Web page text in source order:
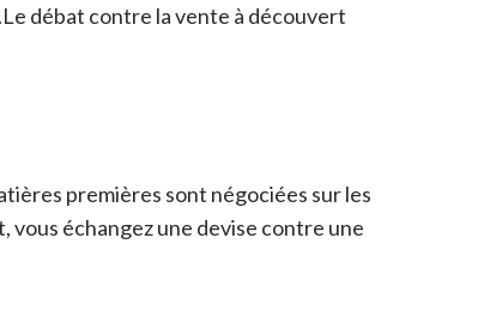
Le débat contre la vente à découvert
premières sont négociées sur les
vous échangez une devise contre une